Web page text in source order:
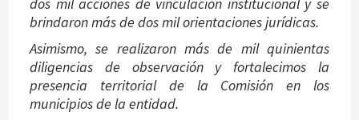
dos mil acciones de vinculación institucional y se
brindaron más de dos mil orientaciones jurídicas.
Asimismo, se realizaron más de mil quinientas
diligencias de observación y fortalecimos la
presencia territorial de la Comisión en los
municipios de la entidad.